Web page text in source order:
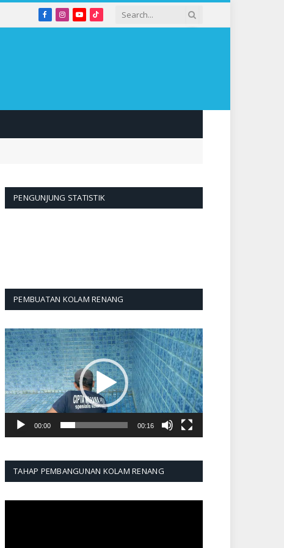
Facebook
Instagram
YouTubeTikTok
PENGUNJUNG STATISTIK
PEMBUATAN KOLAM RENANG
Pemutar
Video
00:00 00:16
TAHAP PEMBANGUNAN KOLAM RENANG